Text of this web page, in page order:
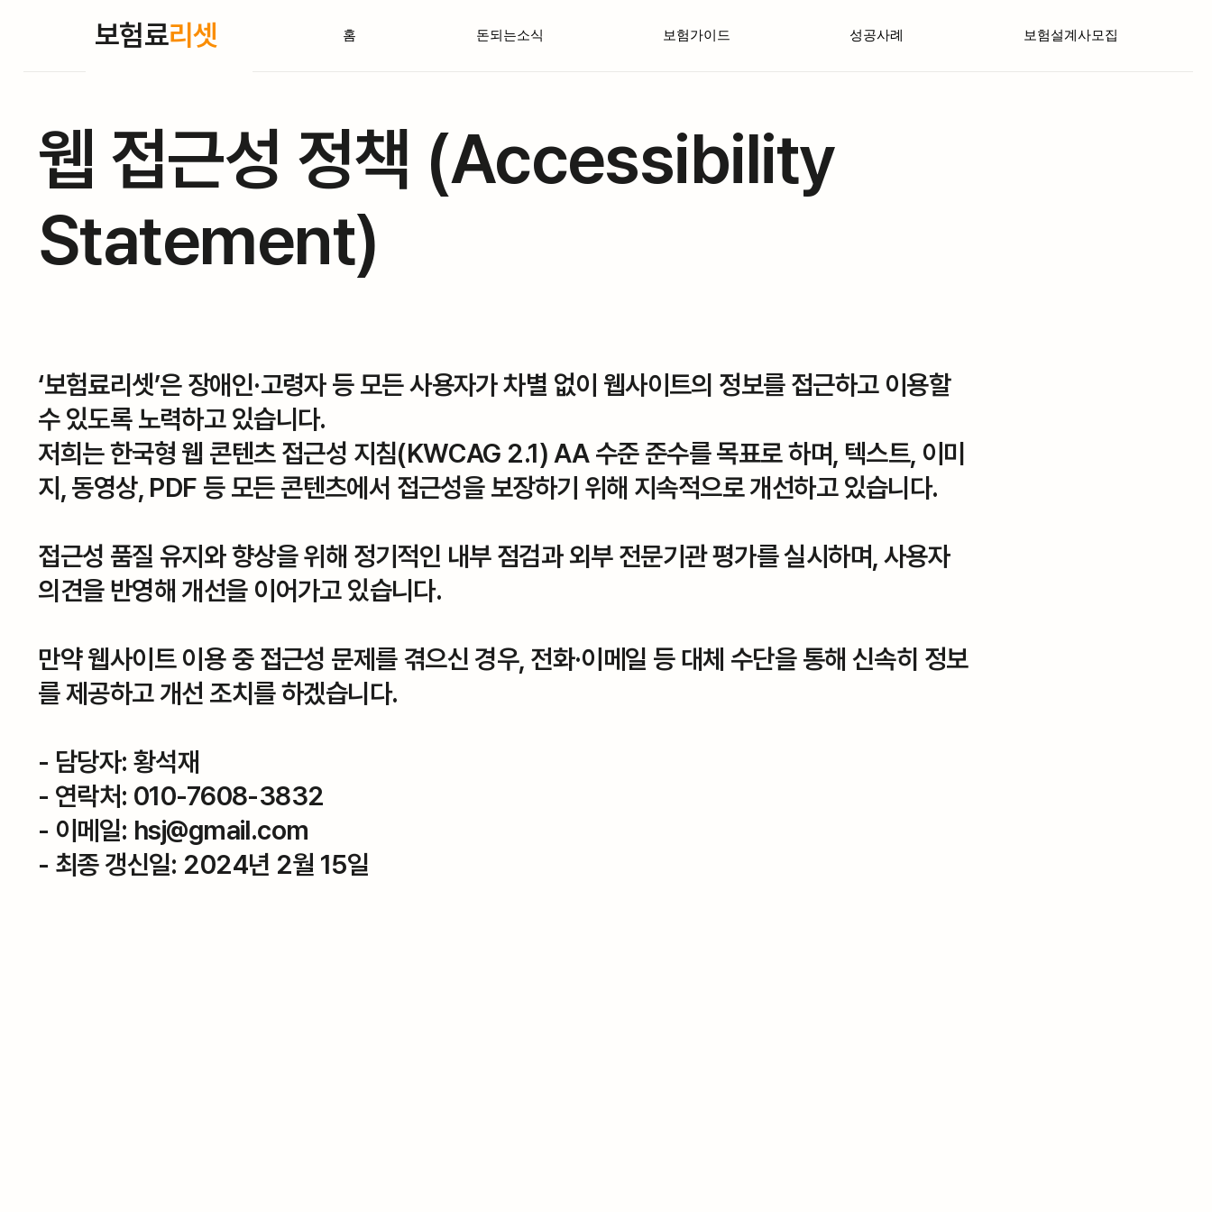
보험료리셋 홈 돈되는소식 보험가이드 성공사례 보험설계사모집
웹 접근성 정책 (Accessibility
Statement)
‘보험료리셋’은 장애인·고령자 등 모든 사용자가 차별 없이 웹사이트의 정보를 접근하고 이용할
수 있도록 노력하고 있습니다.
저희는 한국형 웹 콘텐츠 접근성 지침(KWCAG 2.1) AA 수준 준수를 목표로 하며, 텍스트, 이미
지, 동영상, PDF 등 모든 콘텐츠에서 접근성을 보장하기 위해 지속적으로 개선하고 있습니다.
접근성 품질 유지와 향상을 위해 정기적인 내부 점검과 외부 전문기관 평가를 실시하며, 사용자
의견을 반영해 개선을 이어가고 있습니다.
만약 웹사이트 이용 중 접근성 문제를 겪으신 경우, 전화·이메일 등 대체 수단을 통해 신속히 정보
를 제공하고 개선 조치를 하겠습니다.
- 담당자: 황석재
- 연락처: 010-7608-3832
- 이메일: hsj@gmail.com
- 최종 갱신일: 2024년 2월 15일